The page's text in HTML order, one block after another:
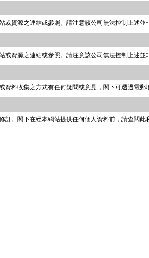
或資源之連結或參照。請注意該公司無法控制上述
或資源之連結或參照。請注意該公司無法控制上述
資料收集之方式有任何疑問或意見，閣下可透過電
訂。閣下在經本網站提供任何個人資料前，請查閱